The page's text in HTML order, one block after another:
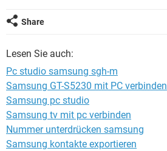
Share
Lesen Sie auch:
Pc studio samsung sgh-m
Samsung GT-S5230 mit PC verbinden
Samsung pc studio
Samsung tv mit pc verbinden
Nummer unterdrücken samsung
Samsung kontakte exportieren